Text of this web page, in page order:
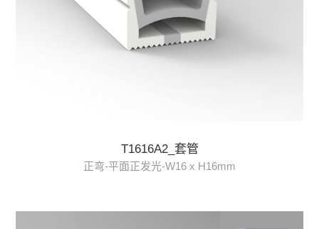
T1616A2_套管
正弯-平面正发光-W16 x H16mm